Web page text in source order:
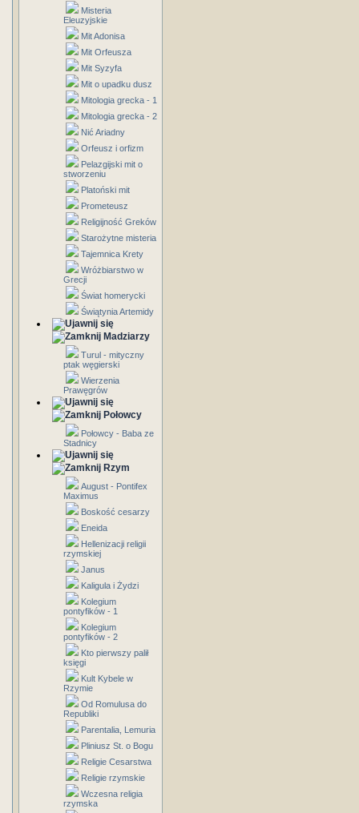
Misteria
Eleuzyjskie
Mit Adonisa
Mit Orfeusza
Mit Syzyfa
Mit o upadku dusz
Mitologia grecka - 1
Mitologia grecka - 2
Nić Ariadny
Orfeusz i orfizm
Pelazgijski mit o
stworzeniu
Platoński mit
Prometeusz
Religijność Greków
Starożytne misteria
Tajemnica Krety
Wróżbiarstwo w
Grecji
Świat homerycki
Świątynia Artemidy
Madziarzy
Turul - mityczny
ptak węgierski
Wierzenia
Prawęgrów
Połowcy
Połowcy - Baba ze
Stadnicy
Rzym
August - Pontifex
Maximus
Boskość cesarzy
Eneida
Hellenizacji religii
rzymskiej
Janus
Kaligula i Żydzi
Kolegium
pontyfików - 1
Kolegium
pontyfików - 2
Kto pierwszy palił
księgi
Kult Kybele w
Rzymie
Od Romulusa do
Republiki
Parentalia, Lemuria
Pliniusz St. o Bogu
Religie Cesarstwa
Religie rzymskie
Wczesna religia
rzymska